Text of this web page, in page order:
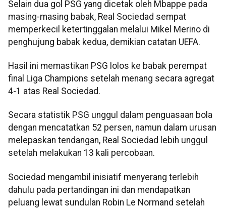
Selain dua gol PSG yang dicetak oleh Mbappe pada
masing-masing babak, Real Sociedad sempat
memperkecil ketertinggalan melalui Mikel Merino di
penghujung babak kedua, demikian catatan UEFA.
Hasil ini memastikan PSG lolos ke babak perempat
final Liga Champions setelah menang secara agregat
4-1 atas Real Sociedad.
Secara statistik PSG unggul dalam penguasaan bola
dengan mencatatkan 52 persen, namun dalam urusan
melepaskan tendangan, Real Sociedad lebih unggul
setelah melakukan 13 kali percobaan.
Sociedad mengambil inisiatif menyerang terlebih
dahulu pada pertandingan ini dan mendapatkan
peluang lewat sundulan Robin Le Normand setelah